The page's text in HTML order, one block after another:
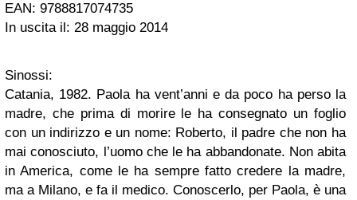
EAN: 9788817074735
In uscita il: 28 maggio 2014
Sinossi:
Catania, 1982. Paola ha vent’anni e da poco ha perso la
madre, che prima di morire le ha consegnato un foglio
con un indirizzo e un nome: Roberto, il padre che non ha
mai conosciuto, l’uomo che le ha abbandonate. Non abita
in America, come le ha sempre fatto credere la madre,
ma a Milano, e fa il medico. Conoscerlo, per Paola, è una